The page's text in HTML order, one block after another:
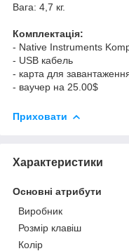
Вага: 4,7 кг.
Комплектація:
- Native Instruments
- USB кабель
- карта для завантаження
- ваучер на 25.00$
Приховати
Характеристики
Основні атрибути
Виробник
Розмір клавіш
Колір